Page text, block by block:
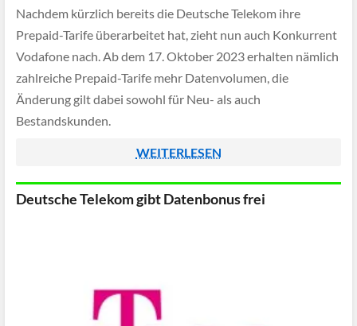
Nachdem kürzlich bereits die Deutsche Telekom ihre
Prepaid-Tarife überarbeitet hat, zieht nun auch Konkurrent
Vodafone nach. Ab dem 17. Oktober 2023 erhalten nämlich
zahlreiche Prepaid-Tarife mehr Datenvolumen, die
Änderung gilt dabei sowohl für Neu- als auch
Bestandskunden.
WEITERLESEN
Deutsche Telekom gibt Datenbonus frei